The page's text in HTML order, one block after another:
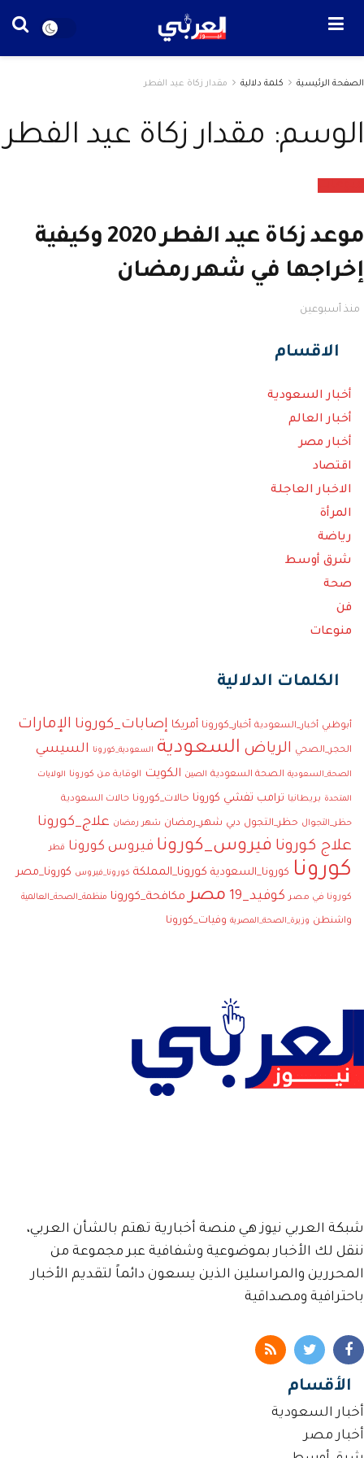
الصفحة الرئيسية كلمة دلالية مقدار زكاة عيد الفطر
الوسم: مقدار زكاة عيد الفطر
موعد زكاة عيد الفطر 2020 وكيفية
إخراجها في شهر رمضان
منذ أسبوعين
الاقسام
أخبار السعودية
أخبار العالم
أخبار مصر
اقتصاد
الاخبار العاجلة
المرأة
رياضة
شرق أوسط
صحة
فن
منوعات
الكلمات الدلالية
أبوظبي أخبار_السعودية أخبار_كورونا أمريكا إصابات_كورونا الإمارات
الحجر_الصحي الرياض السعودية السعودية_كورونا السيسي
الصحة_السعودية الصحة السعودية الصين الكويت الوقاية من كورونا الولايات
المتحدة بريطانيا ترامب تفشي كورونا حالات_كورونا حالات السعودية
حظر_التجوال حظر_التجول دبي شهر_رمضان شهر رمضان علاج_كورونا
علاج كورونا فيروس_كورونا فيروس كورونا قطر
كورونا كورونا_السعودية كورونا_المملكة كورونا_فيروس كورونا_مصر
كورونا في مصر كوفيد_19 مصر مكافحة_كورونا منظمة_الصحة_العالمية
واشنطن وزيرة_الصحة_المصرية وفيات_كورونا
شبكة العربي نيوز هي منصة أخبارية تهتم بالشأن العربي،
ننقل لك الأخبار بموضوعية وشفافية عبر مجموعة من
المحررين والمراسلين الذين يسعون دائماً لتقديم الأخبار
باحترافية ومصداقية
الأقسام
أخبار السعودية
أخبار مصر